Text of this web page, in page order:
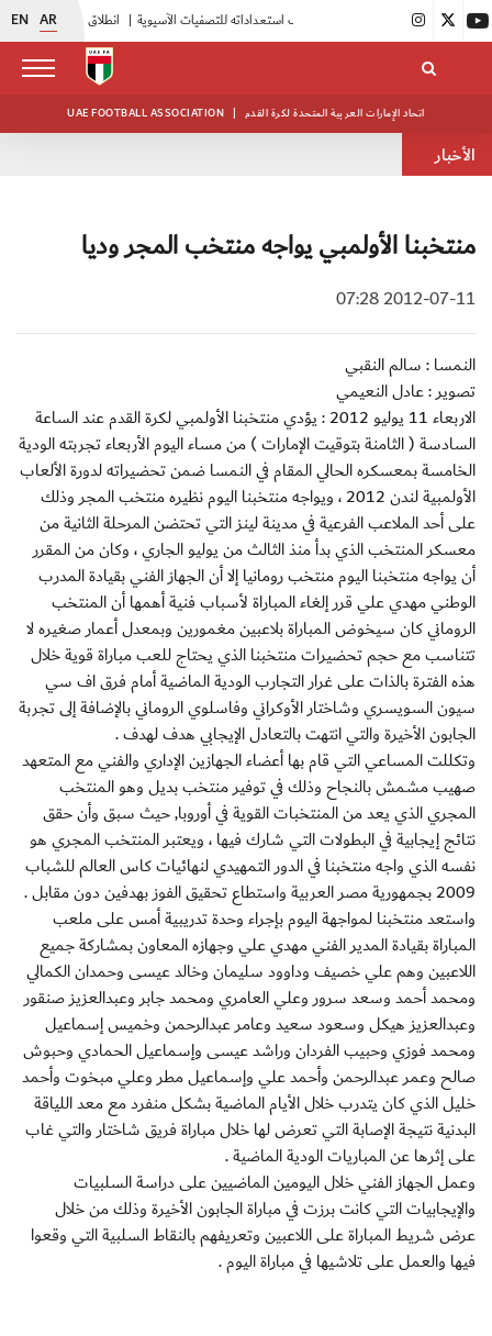
EN AR | |
UAE FOOTBALL ASSOCIATION | اتحاد الإمارات العربية المتحدة لكرة القدم
الأخبار
منتخبنا الأولمبي يواجه منتخب المجر وديا
2012-07-11 07:28
النمسا : سالم النقبي
تصوير : عادل النعيمي
الاربعاء 11 يوليو 2012 : يؤدي منتخبنا الأولمبي لكرة القدم عند الساعة
السادسة ( الثامنة بتوقيت الإمارات ) من مساء اليوم الأربعاء تجربته الودية
الخامسة بمعسكره الحالي المقام في النمسا ضمن تحضيراته لدورة الألعاب
الأولمبية لندن 2012 ، ويواجه منتخبنا اليوم نظيره منتخب المجر وذلك
على أحد الملاعب الفرعية في مدينة لينز التي تحتضن المرحلة الثانية من
معسكر المنتخب الذي بدأ منذ الثالث من يوليو الجاري ، وكان من المقرر
أن يواجه منتخبنا اليوم منتخب رومانيا إلا أن الجهاز الفني بقيادة المدرب
الوطني مهدي علي قرر إلغاء المباراة لأسباب فنية أهمها أن المنتخب
الروماني كان سيخوض المباراة بلاعبين مغمورين وبمعدل أعمار صغيره لا
تتناسب مع حجم تحضيرات منتخبنا الذي يحتاج للعب مباراة قوية خلال
هذه الفترة بالذات على غرار التجارب الودية الماضية أمام فرق اف سي
سيون السويسري وشاختار الأوكراني وفاسلوي الروماني بالإضافة إلى تجربة
الجابون الأخيرة والتي انتهت بالتعادل الإيجابي هدف لهدف .
وتكللت المساعي التي قام بها أعضاء الجهازين الإداري والفني مع المتعهد
صهيب مشمش بالنجاح وذلك في توفير منتخب بديل وهو المنتخب
المجري الذي يعد من المنتخبات القوية في أوروبا, حيث سبق وأن حقق
نتائج إيجابية في البطولات التي شارك فيها ، ويعتبر المنتخب المجري هو
نفسه الذي واجه منتخبنا في الدور التمهيدي لنهائيات كاس العالم للشباب
2009 بجمهورية مصر العربية واستطاع تحقيق الفوز بهدفين دون مقابل .
واستعد منتخبنا لمواجهة اليوم بإجراء وحدة تدريبية أمس على ملعب
المباراة بقيادة المدير الفني مهدي علي وجهازه المعاون بمشاركة جميع
اللاعبين وهم علي خصيف وداوود سليمان وخالد عيسى وحمدان الكمالي
ومحمد أحمد وسعد سرور وعلي العامري ومحمد جابر وعبدالعزيز صنقور
وعبدالعزيز هيكل وسعود سعيد وعامر عبدالرحمن وخميس إسماعيل
ومحمد فوزي وحبيب الفردان وراشد عيسى وإسماعيل الحمادي وحبوش
صالح وعمر عبدالرحمن وأحمد علي وإسماعيل مطر وعلي مبخوت وأحمد
خليل الذي كان يتدرب خلال الأيام الماضية بشكل منفرد مع معد اللياقة
البدنية نتيجة الإصابة التي تعرض لها خلال مباراة فريق شاختار والتي غاب
على إثرها عن المباريات الودية الماضية .
وعمل الجهاز الفني خلال اليومين الماضيين على دراسة السلبيات
والإيجابيات التي كانت برزت في مباراة الجابون الأخيرة وذلك من خلال
عرض شريط المباراة على اللاعبين وتعريفهم بالنقاط السلبية التي وقعوا
فيها والعمل على تلاشيها في مباراة اليوم .